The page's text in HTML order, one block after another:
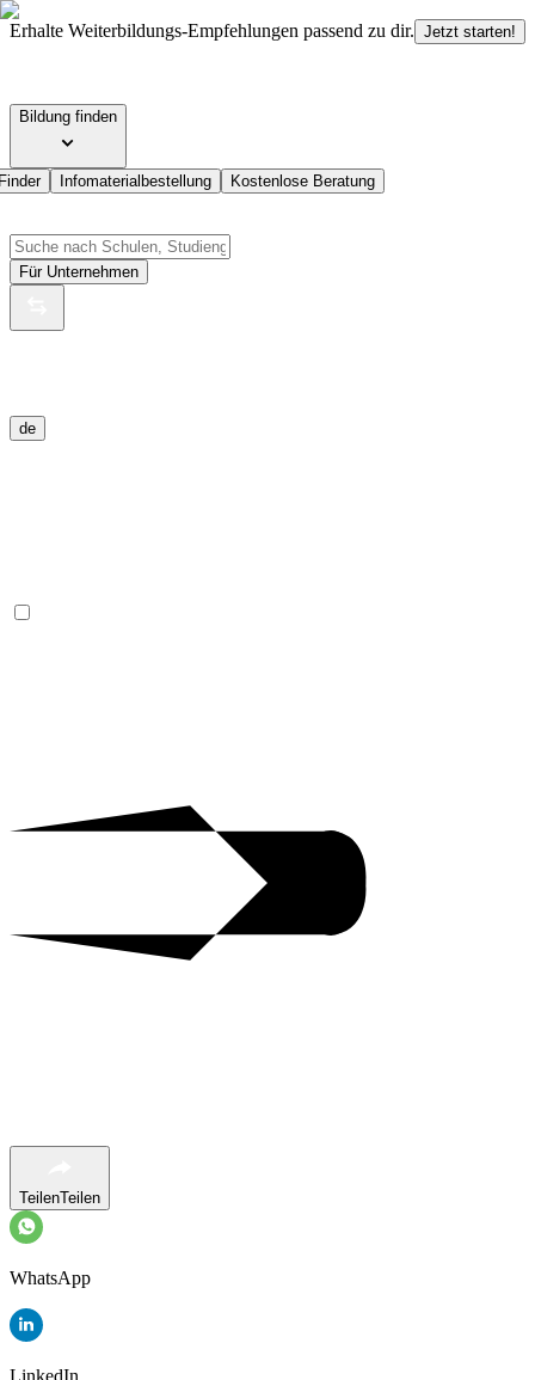
Erhalte Weiterbildungs-Empfehlungen passend zu dir. Jetzt starten!
Bildung finden
Infomaterialbestellung Kostenlose Beratung
Für Unternehmen
de
TeilenTeilen
WhatsApp
LinkedIn